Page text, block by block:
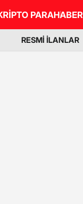
PARAHABER
RESMİ İLANLAR